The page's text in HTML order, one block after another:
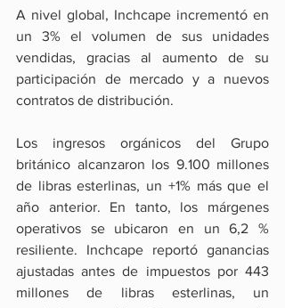
A nivel global, Inchcape incrementó en
un 3% el volumen de sus unidades
vendidas, gracias al aumento de su
participación de mercado y a nuevos
contratos de distribución.
Los ingresos orgánicos del Grupo
británico alcanzaron los 9.100 millones
de libras esterlinas, un +1% más que el
año anterior. En tanto, los márgenes
operativos se ubicaron en un 6,2 %
resiliente. Inchcape reportó ganancias
ajustadas antes de impuestos por 443
millones de libras esterlinas, un